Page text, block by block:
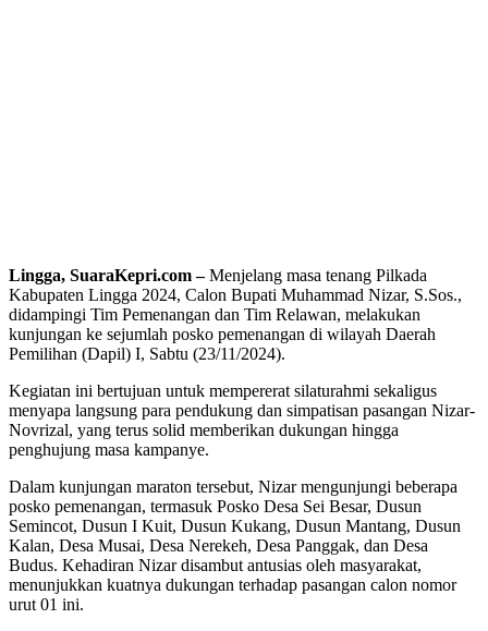
Lingga, SuaraKepri.com –Menjelang masa tenang Pilkada
Kabupaten Lingga 2024, Calon Bupati Muhammad Nizar, S.Sos.,
didampingi Tim Pemenangan dan Tim Relawan, melakukan
kunjungan ke sejumlah posko pemenangan di wilayah Daerah
Pemilihan (Dapil) I, Sabtu (23/11/2024).
Kegiatan ini bertujuan untuk mempererat silaturahmi sekaligus
menyapa langsung para pendukung dan simpatisan pasangan Nizar-
Novrizal, yang terus solid memberikan dukungan hingga
penghujung masa kampanye.
Dalam kunjungan maraton tersebut, Nizar mengunjungi beberapa
posko pemenangan, termasuk Posko Desa Sei Besar, Dusun
Semincot, Dusun I Kuit, Dusun Kukang, Dusun Mantang, Dusun
Kalan, Desa Musai, Desa Nerekeh, Desa Panggak, dan Desa
Budus. Kehadiran Nizar disambut antusias oleh masyarakat,
menunjukkan kuatnya dukungan terhadap pasangan calon nomor
urut 01 ini.